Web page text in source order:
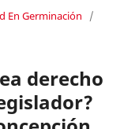
En Germinación
/
derecho